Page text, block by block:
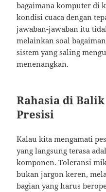
bagaimana komputer di
kondisi cuaca dengan
jawaban-jawaban itu
melainkan soal
sistem yang saling
menenangkan.
Rahasia di
Presisi
Kalau kita mengamati
yang langsung terasa
komponen. Toleransi
bukan jargon keren,
bagian yang harus